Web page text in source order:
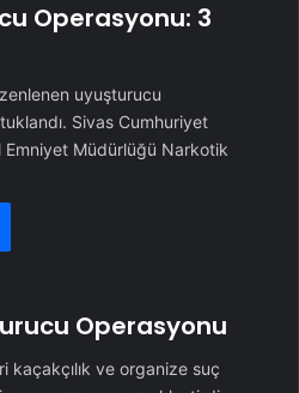
Operasyonu: 3
uyuşturucu
Sivas Cumhuriyet
Emniyet Müdürlüğü Narkotik
Operasyonu
kaçakçılık ve organize suç